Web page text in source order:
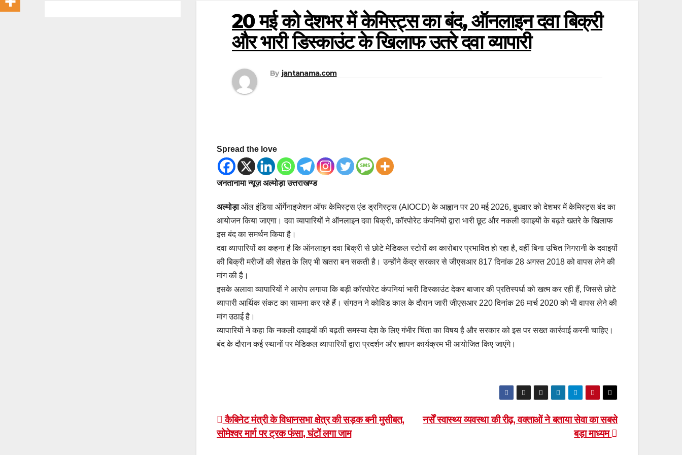
20 मई को देशभर में केमिस्ट्स का बंद, ऑनलाइन दवा बिक्री
और भारी डिस्काउंट के खिलाफ उतरे दवा व्यापारी
By jantanama.com
Spread the love
जनतानामा न्यूज़ अल्मोड़ा उत्तराखण्ड
अल्मोड़ाऑल इंडिया ऑर्गेनाइजेशन ऑफ केमिस्ट्स एंड ड्रगिस्ट्स (AIOCD) के आह्वान पर 20 मई 2026, बुधवार को देशभर में केमिस्ट्स बंद का
आयोजन किया जाएगा। दवा व्यापारियों ने ऑनलाइन दवा बिक्री, कॉरपोरेट कंपनियों द्वारा भारी छूट और नकली दवाइयों के बढ़ते खतरे के खिलाफ
इस बंद का समर्थन किया है।
दवा व्यापारियों का कहना है कि ऑनलाइन दवा बिक्री से छोटे मेडिकल स्टोरों का कारोबार प्रभावित हो रहा है, वहीं बिना उचित निगरानी के दवाइयों
की बिक्री मरीजों की सेहत के लिए भी खतरा बन सकती है। उन्होंने केंद्र सरकार से जीएसआर 817 दिनांक 28 अगस्त 2018 को वापस लेने की
मांग की है।
इसके अलावा व्यापारियों ने आरोप लगाया कि बड़ी कॉरपोरेट कंपनियां भारी डिस्काउंट देकर बाजार की प्रतिस्पर्धा को खत्म कर रही हैं, जिससे छोटे
व्यापारी आर्थिक संकट का सामना कर रहे हैं। संगठन ने कोविड काल के दौरान जारी जीएसआर 220 दिनांक 26 मार्च 2020 को भी वापस लेने की
मांग उठाई है।
व्यापारियों ने कहा कि नकली दवाइयों की बढ़ती समस्या देश के लिए गंभीर चिंता का विषय है और सरकार को इस पर सख्त कार्रवाई करनी चाहिए।
बंद के दौरान कई स्थानों पर मेडिकल व्यापारियों द्वारा प्रदर्शन और ज्ञापन कार्यक्रम भी आयोजित किए जाएंगे।
Post
navigation
नर्सें स्वास्थ्य व्यवस्था की रीढ़, वक्ताओं ने बताया सेवा का सबसे
बड़ा माध्यम
कैबिनेट मंत्री के विधानसभा क्षेत्र की सड़क बनी मुसीबत,
सोमेश्वर मार्ग पर ट्रक फंसा, घंटों लगा जाम